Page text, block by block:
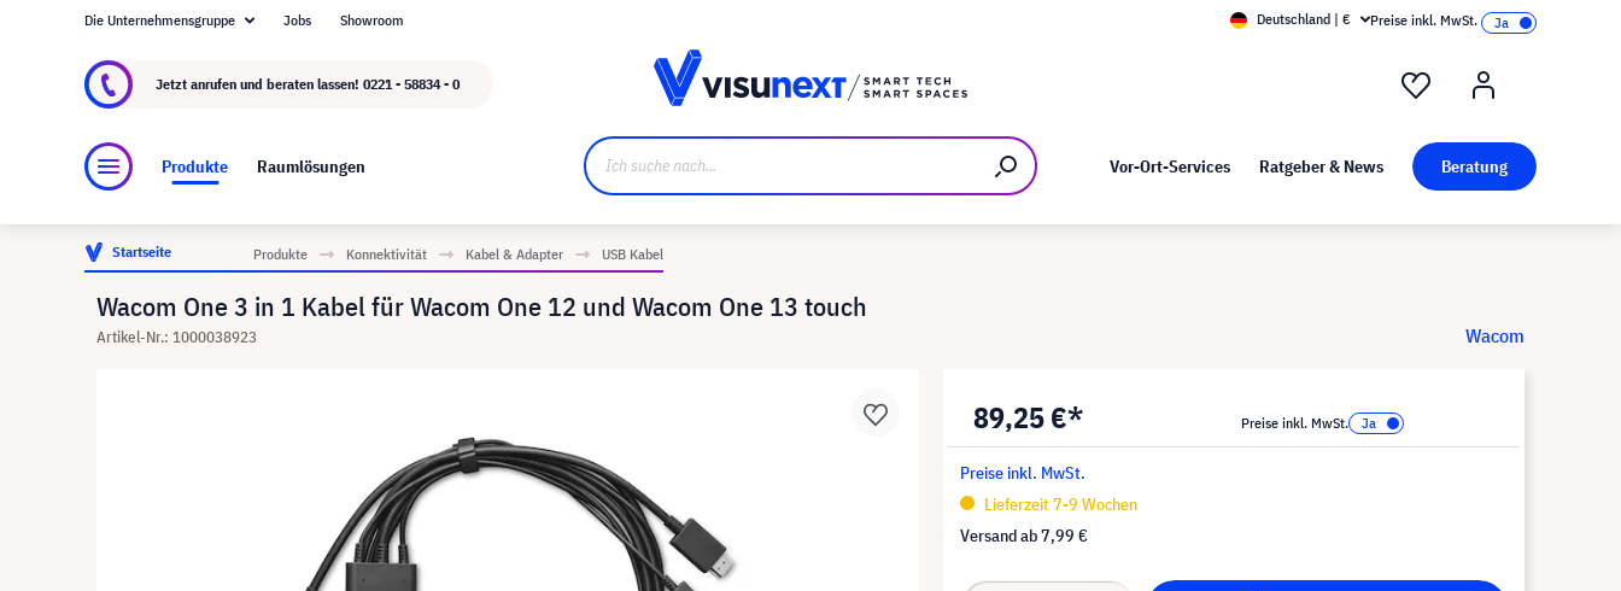
Über visunext.de Kunst bei visunext
Die Unternehmensgruppe Jobs Showroom Deutschland | € Preise inkl. MwSt.
Jetzt anrufen und beraten lassen! 0221 - 58834 - 0
Produkte Raumlösungen Vor-Ort-Services Ratgeber & News Beratung
Startseite Produkte Konnektivität Kabel & Adapter USB Kabel
Wacom One 3 in 1 Kabel für Wacom One 12 und Wacom One 13 touch
Artikel-Nr.: 1000038923 Wacom
89,25 €* Preise inkl. MwSt.
Preise inkl. MwSt.
Lieferzeit 7-9 Wochen
Versand ab7,99 €